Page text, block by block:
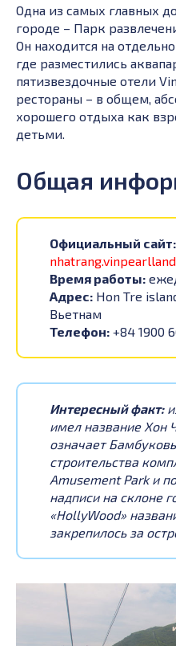
Одна из самых главных
городе – Парк
Он находится на
где разместились
пятизвездочные отели
рестораны – в общем,
хорошего отдыха как
детьми.
Общая
Официальный сайт:
Время работы:
Адрес: Hon Tre
Вьетнам
Телефон: +84 1900
Интересный факт:
имел название Хон
означает
строительства
Amusement Park и
надписи на склоне
«HollyWood»
закрепилось за